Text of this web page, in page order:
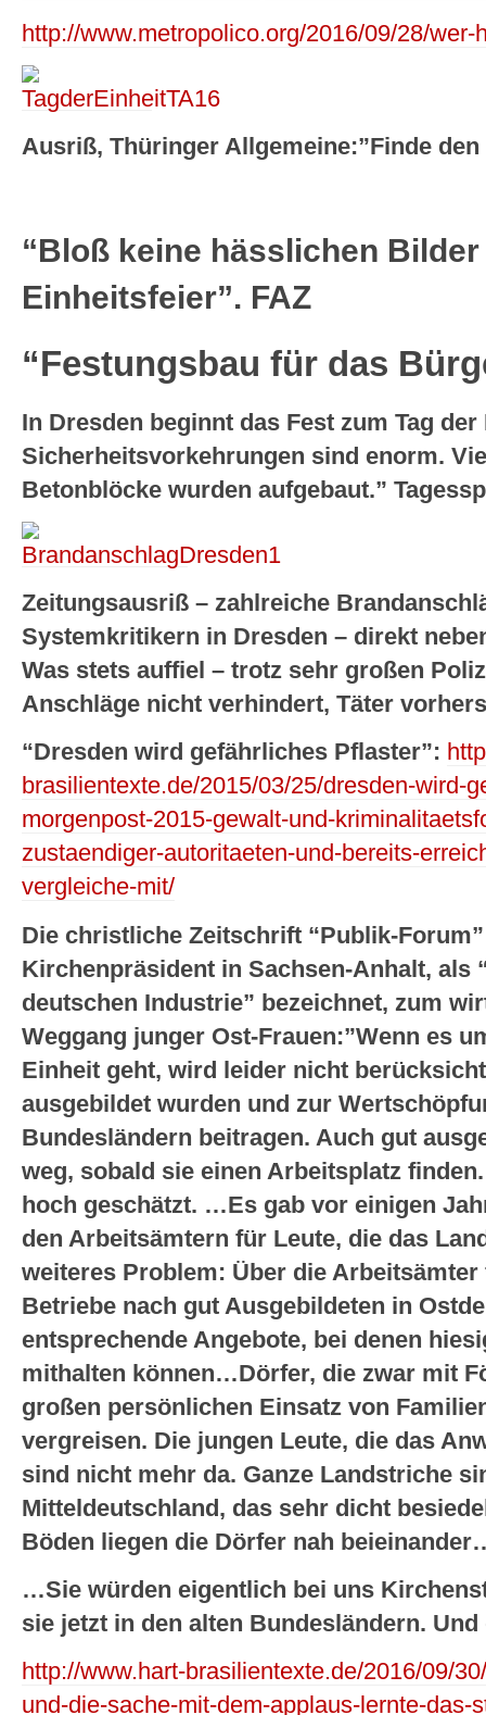
http://www.metropolico.org/2016/09/28/
Ausriß, Thüringer Allgemeine:”Finde den
“Bloß keine hässlichen
Einheitsfeier”. FAZ
“Festungsbau für das
In Dresden beginnt das Fest zum Tag
Sicherheitsvorkehrungen sind enorm.
Betonblöcke wurden aufgebaut.”
Zeitungsausriß – zahlreiche
Systemkritikern in Dresden – direkt
Was stets auffiel – trotz sehr großen
Anschläge nicht verhindert, Täter
“Dresden wird gefährliches Pflaster”:
brasilientexte.de/2015/03/25/dresden-wird-
morgenpost-2015-gewalt-und-
zustaendiger-autoritaeten-und-bereits-
vergleiche-mit/
Die christliche Zeitschrift “Publik-
Kirchenpräsident in Sachsen-Anhalt, als
deutschen Industrie” bezeichnet, zum
Weggang junger Ost-Frauen:”Wenn es
Einheit geht, wird leider nicht
ausgebildet wurden und zur
Bundesländern beitragen. Auch gut
weg, sobald sie einen Arbeitsplatz
hoch geschätzt. …Es gab vor einigen
den Arbeitsämtern für Leute, die das
weiteres Problem: Über die
Betriebe nach gut Ausgebildeten in
entsprechende Angebote, bei denen
mithalten können…Dörfer, die zwar mit
großen persönlichen Einsatz von
vergreisen. Die jungen Leute, die das
sind nicht mehr da. Ganze Landstriche
Mitteldeutschland, das sehr dicht
Böden liegen die Dörfer nah
…Sie würden eigentlich bei uns
sie jetzt in den alten Bundesländern.
http://www.hart-brasilientexte.de/2016/09/
und-die-sache-mit-dem-applaus-lernte-das-